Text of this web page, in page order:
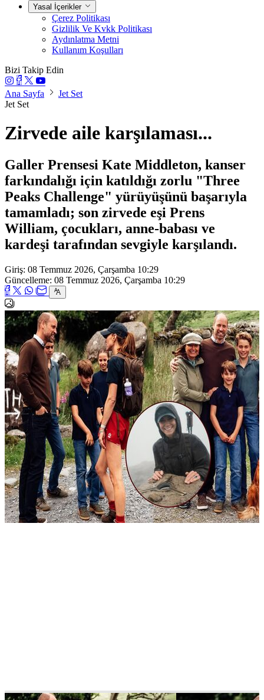
Yasal İçerikler
Çerez Politikası
Gizlilik Ve Kvkk Politikası
Aydınlatma Metni
Kullanım Koşulları
Bizi Takip Edin
Ana Sayfa
Jet Set
Jet Set
Zirvede aile karşılaması...
Galler Prensesi Kate Middleton, kanser
farkındalığı için katıldığı zorlu "Three
Peaks Challenge" yürüyüşünü başarıyla
tamamladı; son zirvede eşi Prens
William, çocukları, anne-babası ve
kardeşi tarafından sevgiyle karşılandı.
Giriş: 08 Temmuz 2026, Çarşamba 10:29
Güncelleme: 08 Temmuz 2026, Çarşamba 10:29